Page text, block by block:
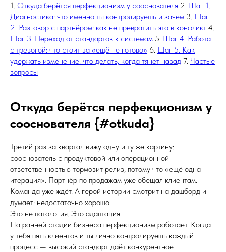
1. Откуда берётся перфекционизм у сооснователя 2. Шаг 1.
Диагностика: что именно ты контролируешь и зачем 3. Шаг
2. Разговор с партнёром: как не превратить это в конфликт 4.
Шаг 3. Переход от стандартов к системам 5. Шаг 4. Работа
с тревогой: что стоит за «ещё не готово» 6. Шаг 5. Как
удержать изменение: что делать, когда тянет назад 7. Частые
вопросы
Откуда берётся перфекционизм у
сооснователя {#otkuda}
Третий раз за квартал вижу одну и ту же картину:
сооснователь с продуктовой или операционной
ответственностью тормозит релиз, потому что «ещё одна
итерация». Партнёр по продажам уже обещал клиентам.
Команда уже ждёт. А герой истории смотрит на дашборд и
думает: недостаточно хорошо.
Это не патология. Это адаптация.
На ранней стадии бизнеса перфекционизм работает. Когда
у тебя пять клиентов и ты лично контролируешь каждый
процесс — высокий стандарт даёт конкурентное